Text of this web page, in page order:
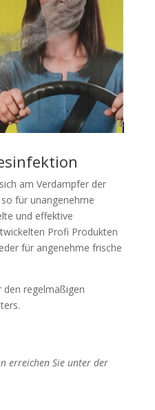
am Verdampfer der
für unangenehme
und effektive
Profi Produkten
für angenehme frische
den regelmäßigen
erreichen Sie unter der